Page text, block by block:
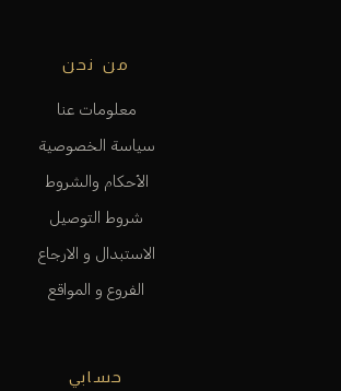
من نحن
معلومات عنا
سياسة الخصوصية
الأحكام والشروط
شروط التوصيل
الاستبدال و الارجاع
الفروع و المواقع
حسابي